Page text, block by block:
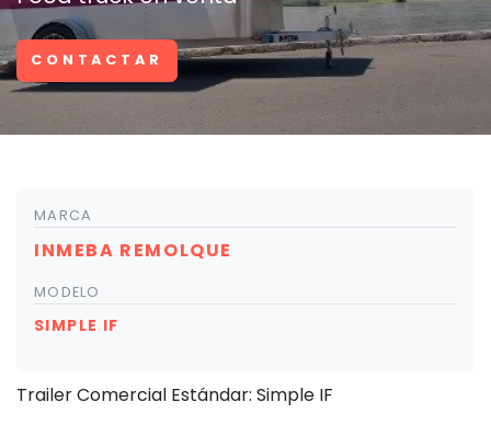
CONTACTAR
MARCA
INMEBA REMOLQUE
MODELO
SIMPLE IF
Trailer Comercial Estándar: Simple IF